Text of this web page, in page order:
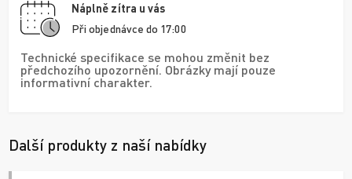
Náplně zítra u vás
Při objednávce do 17:00
Technické specifikace se mohou změnit bez
předchozího upozornění. Obrázky mají pouze
informativní charakter.
Další produkty z naší nabídky